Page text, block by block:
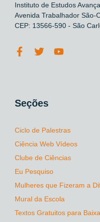
Instituto de Estudos
Avenida Trabalhador São-
CEP: 13566-590 - São
Seções
Ciclo de Palestras
Ciência Web Vídeos
Clube de Ciências
Eu Pesquiso
Mulheres que Fizeram a
Mural da Escola
Textos Gratuitos para